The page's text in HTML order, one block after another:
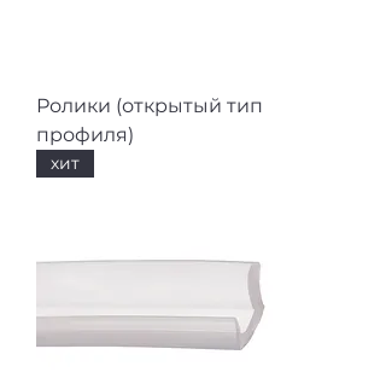
Ролики (открытый тип
профиля)
хит